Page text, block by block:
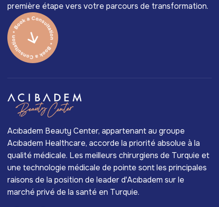
première étape vers votre parcours de transformation.
Acıbadem Beauty Center, appartenant au groupe
Acıbadem Healthcare, accorde la priorité absolue à la
qualité médicale. Les meilleurs chirurgiens de Turquie et
une technologie médicale de pointe sont les principales
raisons de la position de leader d'Acıbadem sur le
marché privé de la santé en Turquie.